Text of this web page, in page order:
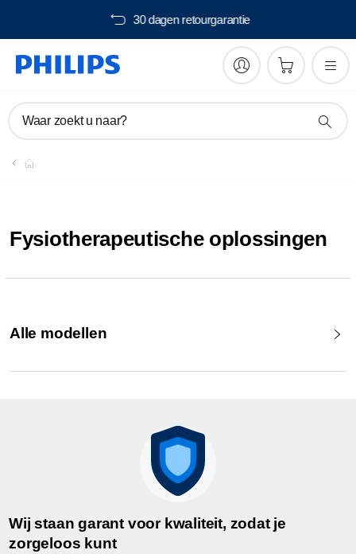
30 dagen retourgarantie
Waar zoekt u naar?
Fysiotherapeutische oplossingen
Alle modellen
Wij staan garant voor kwaliteit, zodat je
zorgeloos kunt